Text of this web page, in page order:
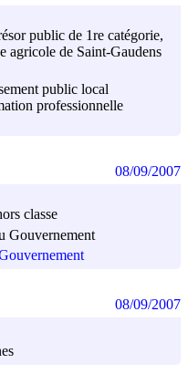
public de 1re catégorie,
agricole de Saint-Gaudens
public local
professionnelle
classe
Gouvernement
08/09/2007
08/09/2007